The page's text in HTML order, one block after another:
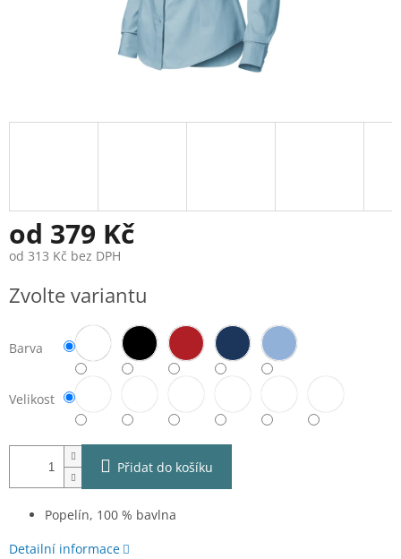
od 379 Kč
od 313 Kč bez DPH
cena:
Zvolte variantu
Barva
Velikost
Přidat do košíku
Popelín, 100 % bavlna
Detailní informace